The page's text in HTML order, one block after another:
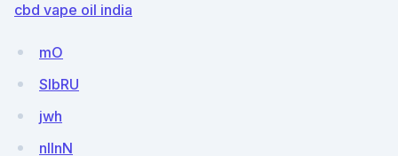
cbd vape oil india
mO
SIbRU
jwh
nIlnN